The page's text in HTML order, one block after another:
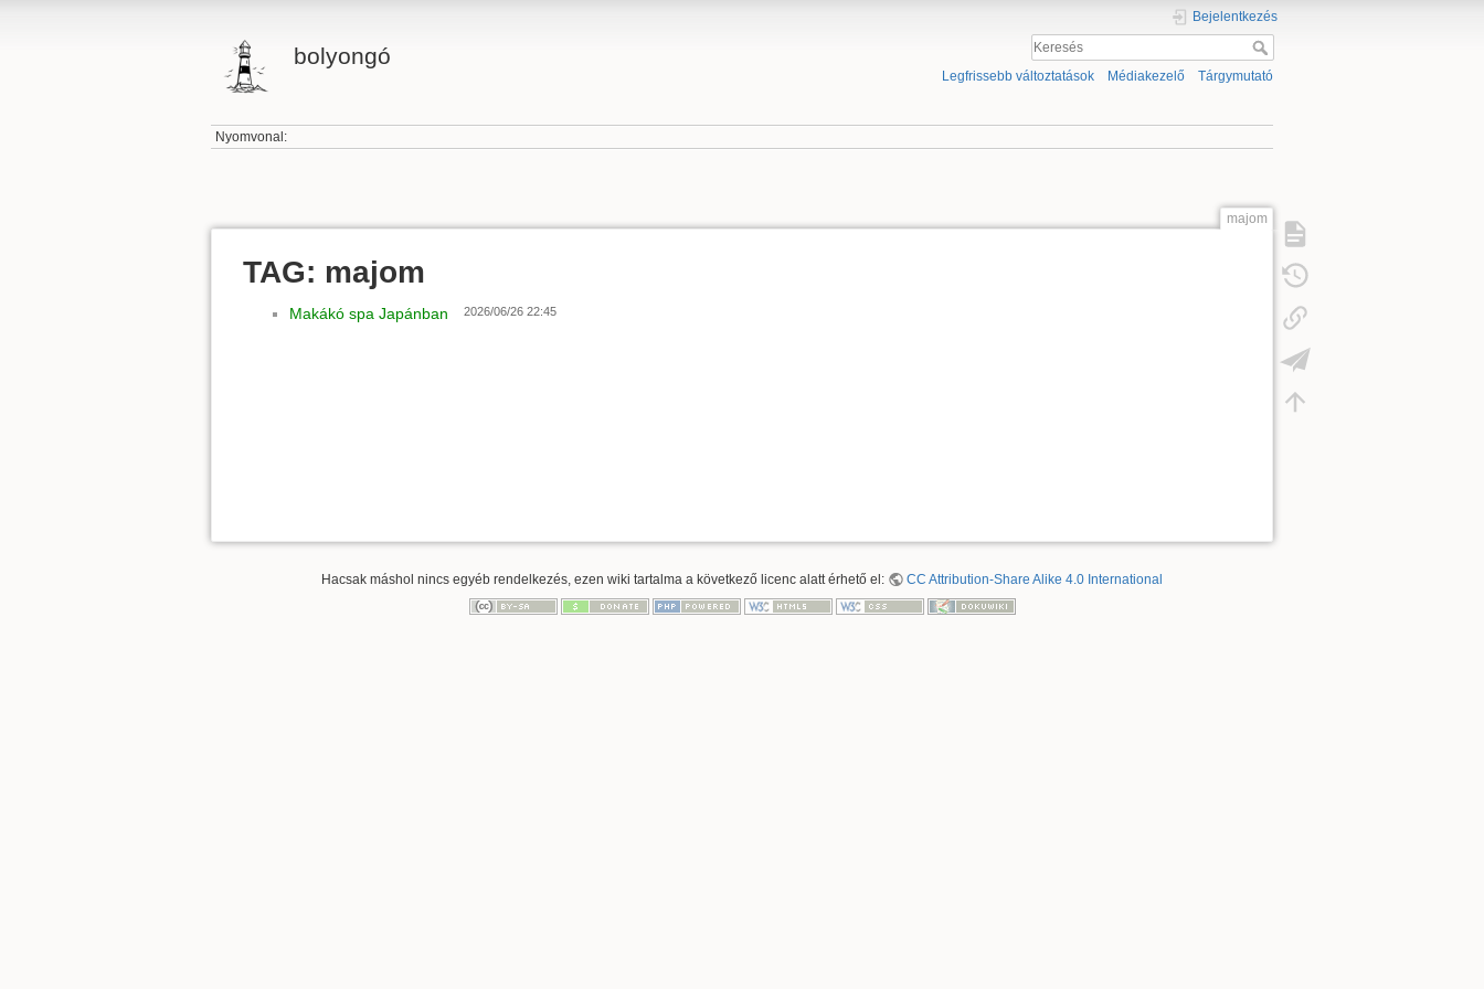
bolyongó
Bejelentkezés
Legfrissebb változtatások Médiakezelő Tárgymutató
Nyomvonal:
majom
TAG: majom
Makákó spa Japánban 2026/06/26 22:45
Hacsak máshol nincs egyéb rendelkezés, ezen wiki tartalma a következő licenc alatt érhető el: CC Attribution-Share Alike 4.0 International